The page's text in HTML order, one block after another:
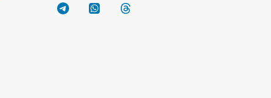
Telegram WhatsApp